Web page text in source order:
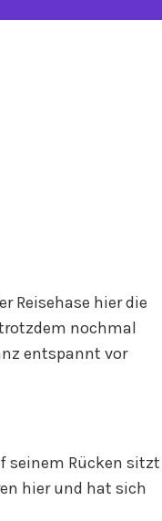
Reisehase hier die
nochmal
entspannt vor
seinem Rücken sitzt
hier und hat sich